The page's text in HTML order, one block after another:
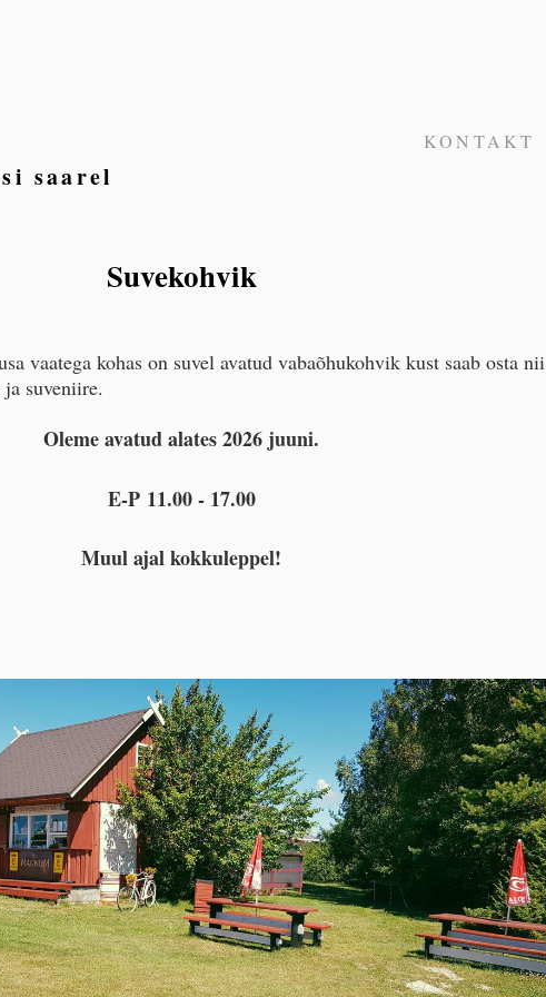
saarel
KONTAKT
Suvekohvik
vaatega kohas on suvel avatud vabaõhukohvik kust saab osta nii
suveniire.
Oleme avatud alates 2026 juuni.
E-P 11.00 - 17.00
Muul ajal kokkuleppel!